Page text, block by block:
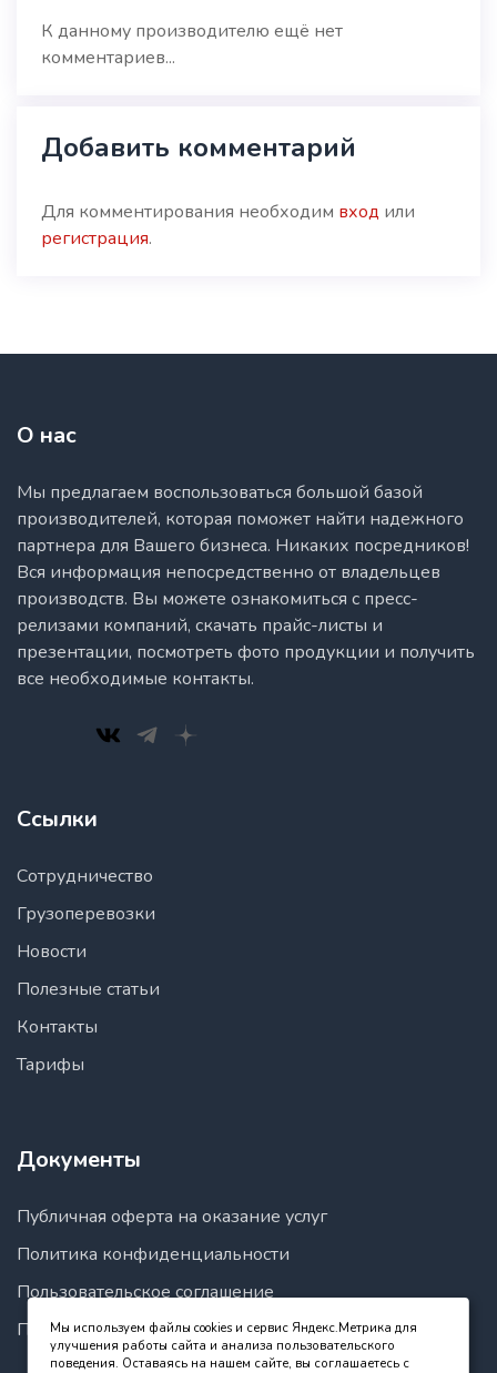
Мы используем файлы cookies и сервис Яндекс.Метрика для
улучшения работы сайта и анализа пользовательского
поведения. Оставаясь на нашем сайте, вы соглашаетесь с
К данному производителю ещё нет
комментариев...
Добавить комментарий
Для комментирования необходим вход или
регистрация.
О нас
Мы предлагаем воспользоваться большой базой
производителей, которая поможет найти надежного
партнера для Вашего бизнеса. Никаких посредников!
Вся информация непосредственно от владельцев
производств. Вы можете ознакомиться с пресс-
релизами компаний, скачать прайс-листы и
презентации, посмотреть фото продукции и получить
все необходимые контакты.
Ссылки
Сотрудничество
Грузоперевозки
Новости
Полезные статьи
Контакты
Тарифы
Документы
Публичная оферта на оказание услуг
Политика конфиденциальности
Пользовательское соглашение
Правила пользования сайтом